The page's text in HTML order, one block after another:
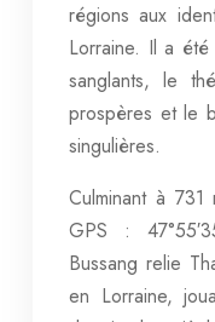
régions aux
Lorraine. Il a
sanglants, le
prospères et le
singulières.
Culminant à 731
GPS :
Bussang relie
en Lorraine,